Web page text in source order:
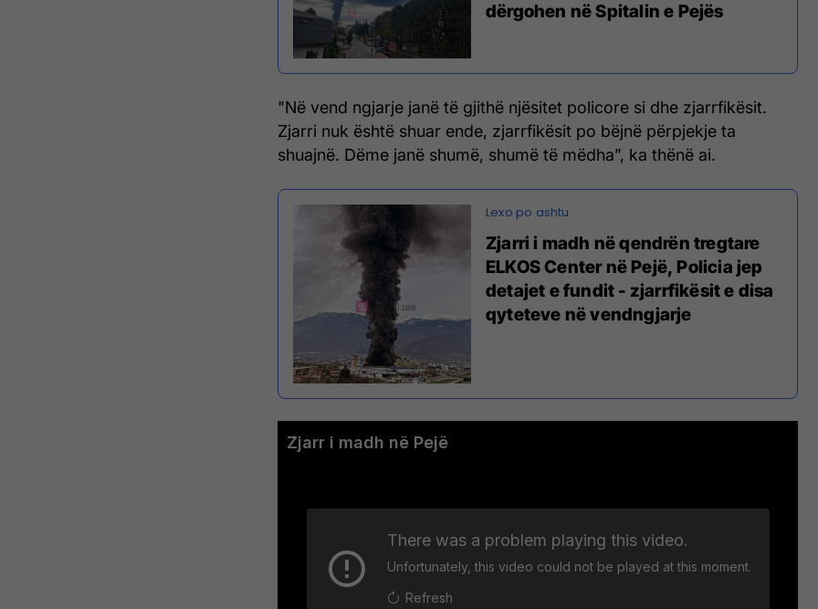
dërgohen në Spitalin e Pejës
"Në vend ngjarje janë të gjithë njësitet policore si dhe zjarrfikësit.
Zjarri nuk është shuar ende, zjarrfikësit po bëjnë përpjekje ta
shuajnë. Dëme janë shumë, shumë të mëdha”, ka thënë ai.
Zjarri i madh në qendrën tregtare
ELKOS Center në Pejë, Policia jep
detajet e fundit - zjarrfikësit e disa
qyteteve në vendngjarje